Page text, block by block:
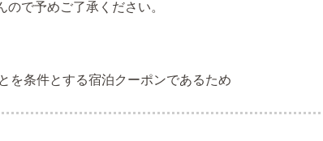
で予めご了承ください。
を条件とする宿泊クーポンであるため